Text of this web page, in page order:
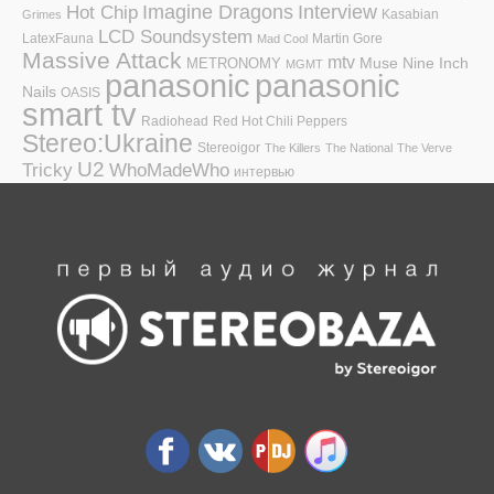
Grimes Hot Chip Imagine Dragons Interview Kasabian
LatexFauna LCD Soundsystem Mad Cool Martin Gore
Massive Attack METRONOMY MGMT mtv Muse Nine Inch
Nails OASIS panasonic panasonic
smart tv Radiohead Red Hot Chili Peppers
Stereo:Ukraine Stereoigor The Killers The National The Verve
Tricky U2 WhoMadeWho интервью